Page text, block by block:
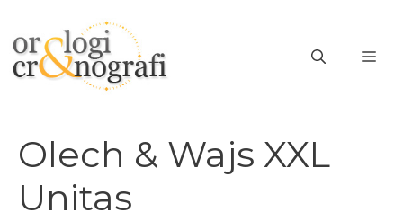
contenuto
Olech & Wajs XXL
Unitas